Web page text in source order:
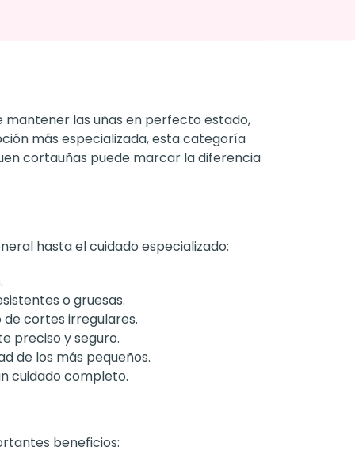
mantener las uñas en perfecto estado,
más especializada, esta categoría
cortauñas puede marcar la diferencia
hasta el cuidado especializado:
o gruesas.
cortes irregulares.
preciso y seguro.
de los más pequeños.
cuidado completo.
beneficios: